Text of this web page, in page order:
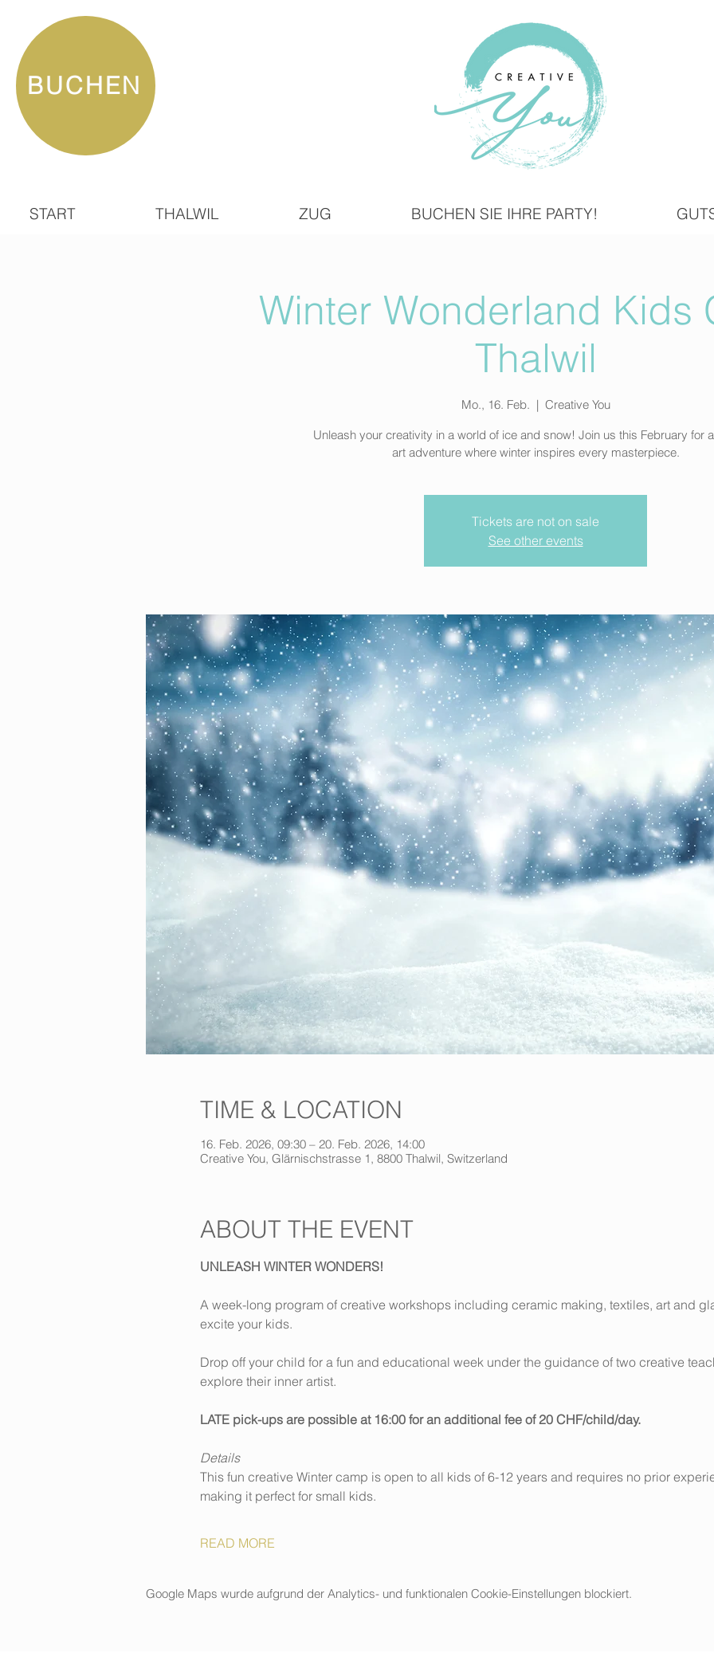
BUCHEN
START THALWIL ZUG BUCHEN SIE IHRE PARTY!
Winter Wonderland Kids
Thalwil
Mo., 16. Feb.
  |
Creative You
Unleash your creativity in a world of ice and snow! Join us this February for
art adventure where winter inspires every masterpiece.
Tickets are not on sale
See other events
TIME & LOCATION
16. Feb. 2026, 09:30 – 20. Feb. 2026, 14:00
Creative You, Glärnischstrasse 1, 8800 Thalwil, Switzerland
ABOUT THE EVENT
UNLEASH WINTER WONDERS!
A week-long program of creative workshops including ceramic making, textiles, art and
excite your kids.
Drop off your child for a fun and educational week under the guidance of two creative
explore their inner artist.
LATE pick-ups are possible at 16:00 for an additional fee of 20 CHF/child/day.
Details
This fun creative Winter camp is open to all kids of 6-12 years and requires no prior
making it perfect for small kids.
READ MORE
Google Maps wurde aufgrund der Analytics- und funktionalen Cookie-Einstellungen blockiert.